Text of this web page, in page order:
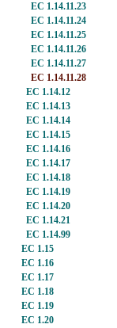
EC 1.14.11.23
EC 1.14.11.24
EC 1.14.11.25
EC 1.14.11.26
EC 1.14.11.27
EC 1.14.11.28
EC 1.14.12
EC 1.14.13
EC 1.14.14
EC 1.14.15
EC 1.14.16
EC 1.14.17
EC 1.14.18
EC 1.14.19
EC 1.14.20
EC 1.14.21
EC 1.14.99
EC 1.15
EC 1.16
EC 1.17
EC 1.18
EC 1.19
EC 1.20